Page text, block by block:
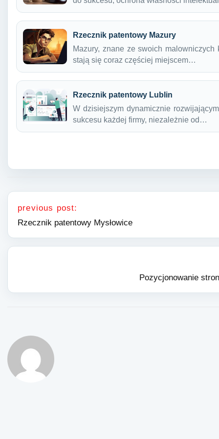
Rzecznik patentowy Mazury
Mazury, znane ze swoich
stają się coraz częściej miejscem…
Rzecznik patentowy Lublin
W dzisiejszym dynamicznie
sukcesu każdej firmy, niezależnie od…
Nawigacja wpisu
previous post:
Rzecznik patentowy Mysłowice
Pozycjonowanie